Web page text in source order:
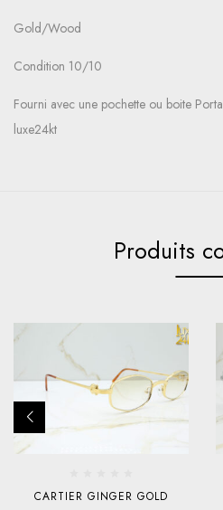
Gold/Wood
Condition 10/10
Fourni avec une pochette ou boite
luxe24kt
Produits
CARTIER GINGER GOLD